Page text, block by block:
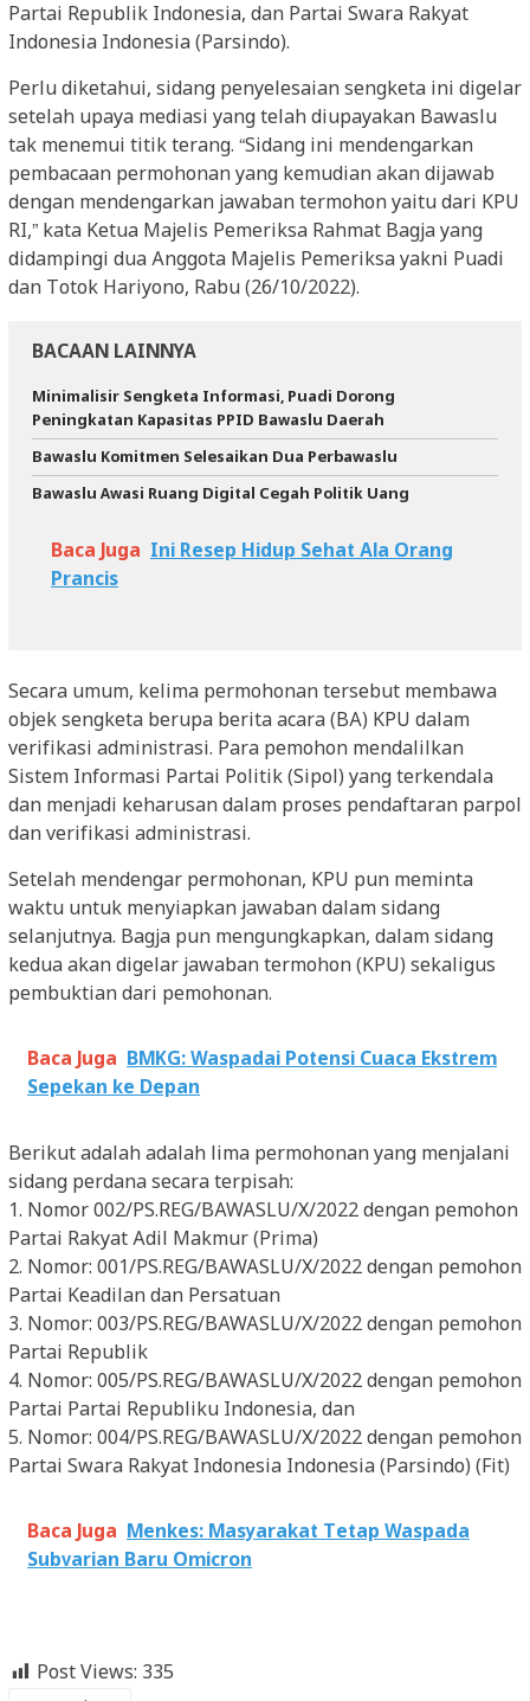
Partai Republik Indonesia, dan Partai Swara Rakyat
Indonesia Indonesia (Parsindo).
Perlu diketahui, sidang penyelesaian sengketa ini digelar
setelah upaya mediasi yang telah diupayakan Bawaslu
tak menemui titik terang. “Sidang ini mendengarkan
pembacaan permohonan yang kemudian akan dijawab
dengan mendengarkan jawaban termohon yaitu dari KPU
RI,” kata Ketua Majelis Pemeriksa Rahmat Bagja yang
didampingi dua Anggota Majelis Pemeriksa yakni Puadi
dan Totok Hariyono, Rabu (26/10/2022).
BACAAN LAINNYA
Minimalisir Sengketa Informasi, Puadi Dorong
Peningkatan Kapasitas PPID Bawaslu Daerah
Bawaslu Komitmen Selesaikan Dua Perbawaslu
Bawaslu Awasi Ruang Digital Cegah Politik Uang
Baca Juga Ini Resep Hidup Sehat Ala Orang
Prancis
Secara umum, kelima permohonan tersebut membawa
objek sengketa berupa berita acara (BA) KPU dalam
verifikasi administrasi. Para pemohon mendalilkan
Sistem Informasi Partai Politik (Sipol) yang terkendala
dan menjadi keharusan dalam proses pendaftaran parpol
dan verifikasi administrasi.
Setelah mendengar permohonan, KPU pun meminta
waktu untuk menyiapkan jawaban dalam sidang
selanjutnya. Bagja pun mengungkapkan, dalam sidang
kedua akan digelar jawaban termohon (KPU) sekaligus
pembuktian dari pemohonan.
Baca Juga BMKG: Waspadai Potensi Cuaca Ekstrem
Sepekan ke Depan
Berikut adalah adalah lima permohonan yang menjalani
sidang perdana secara terpisah:
1. Nomor 002/PS.REG/BAWASLU/X/2022 dengan pemohon
Partai Rakyat Adil Makmur (Prima)
2. Nomor: 001/PS.REG/BAWASLU/X/2022 dengan pemohon
Partai Keadilan dan Persatuan
3. Nomor: 003/PS.REG/BAWASLU/X/2022 dengan pemohon
Partai Republik
4. Nomor: 005/PS.REG/BAWASLU/X/2022 dengan pemohon
Partai Partai Republiku Indonesia, dan
5. Nomor: 004/PS.REG/BAWASLU/X/2022 dengan pemohon
Partai Swara Rakyat Indonesia Indonesia (Parsindo) (Fit)
Baca Juga Menkes: Masyarakat Tetap Waspada
Subvarian Baru Omicron
Post Views: 335